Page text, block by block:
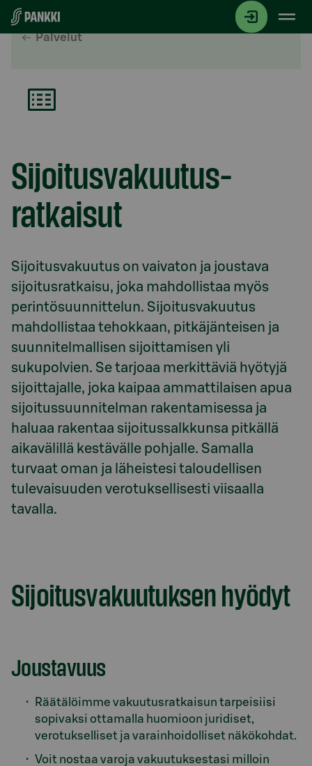
Siirry suoraan sisältöön
Palvelut
Sijoitusvakuutus­
ratkaisut
Sijoitusvakuutus on vaivaton ja joustava
sijoitusratkaisu, joka mahdollistaa myös
perintösuunnittelun. Sijoitusvakuutus
mahdollistaa tehokkaan, pitkäjänteisen ja
suunnitelmallisen sijoittamisen yli
sukupolvien. Se tarjoaa merkittäviä hyötyjä
sijoittajalle, joka kaipaa ammattilaisen apua
sijoitussuunnitelman rakentamisessa ja
haluaa rakentaa sijoitussalkkunsa pitkällä
aikavälillä kestävälle pohjalle. Samalla
turvaat oman ja läheistesi taloudellisen
tulevaisuuden verotuksellisesti viisaalla
tavalla.
Sijoitusvakuutuksen hyödyt
Joustavuus
Räätälöimme vakuutusratkaisun tarpeisiisi
sopivaksi ottamalla huomioon juridiset,
verotukselliset ja varainhoidolliset näkökohdat.
Voit nostaa varoja vakuutuksestasi milloin